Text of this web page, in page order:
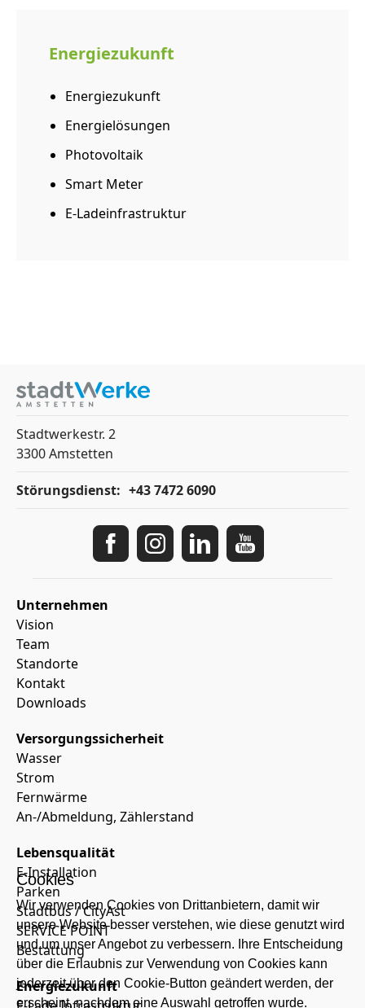
Energiezukunft
Energiezukunft
Energielösungen
Photovoltaik
Smart Meter
E-Ladeinfrastruktur
Stadtwerkestr. 2
3300 Amstetten
Störungsdienst: +43 7472 6090
Unternehmen
Vision
Team
Standorte
Kontakt
Downloads
Versorgungssicherheit
Wasser
Strom
Fernwärme
An-/Abmeldung, Zählerstand
Lebensqualität
E-Installation
Parken
Stadtbus / CityAst
SERVICE POINT
Bestattung
Energiezukunft
Cookies
Wir verwenden Cookies von Drittanbietern, damit wir
unsere Website besser verstehen, wie diese genutzt wird
und um unser Angebot zu verbessern. Ihre Entscheidung
über die Erlaubnis zur Verwendung von Cookies kann
jederzeit über den Cookie-Button geändert werden, der
erscheint, nachdem eine Auswahl getroffen wurde.